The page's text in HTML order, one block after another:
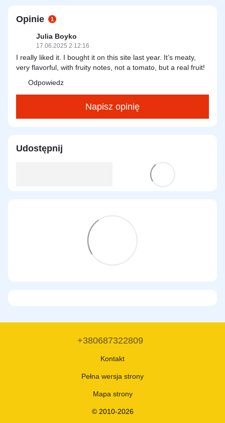
Opinie 1
Julia Boyko
17.06.2025 2 12:16
I really liked it. I bought it on this site last year. It’s meaty,
very flavorful, with fruity notes, not a tomato, but a real fruit!
Odpowiedz
Napisz opinię
Udostępnij
+380687322809
Kontakt
Pełna wersja strony
Mapa strony
© 2010-2026